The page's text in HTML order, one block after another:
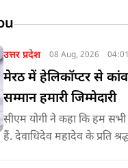
उत्तर प्रदेश 08 Aug, 2026
मेरठ में हेलिकॉप्टर से
सम्मान हमारी जिम्मेदारी
सीएम योगी ने कहा कि हम सभी
हैं. देवाधिदेव महादेव के प्रति